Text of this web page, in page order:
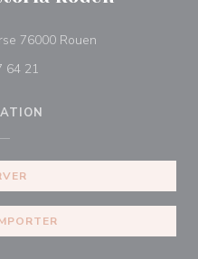
76000 Rouen
64 21